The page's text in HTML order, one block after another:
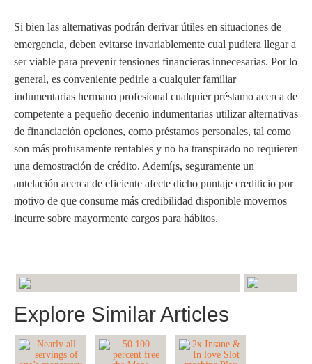
Si bien las alternativas podrán derivar útiles en situaciones de
emergencia, deben evitarse invariablemente cual pudiera llegar a
ser viable para prevenir tensiones financieras innecesarias. Por lo
general, es conveniente pedirle a cualquier familiar
indumentarias hermano profesional cualquier préstamo acerca de
competente a pequeño decenio indumentarias utilizar alternativas
de financiación opciones, como préstamos personales, tal como
son más profusamente rentables y no ha transpirado no requieren
una demostración de crédito. Ademí¡s, seguramente un
antelación acerca de eficiente afecte dicho puntaje crediticio por
motivo de que consume más credibilidad disponible movernos
incurre sobre mayormente cargos para hábitos.
Explore Similar Articles